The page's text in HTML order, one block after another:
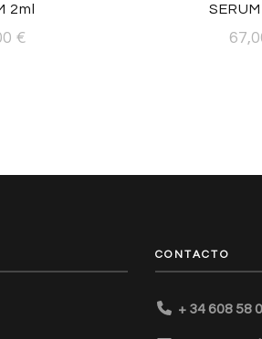
2ml
€
CONTACTO
+ 34 608 58